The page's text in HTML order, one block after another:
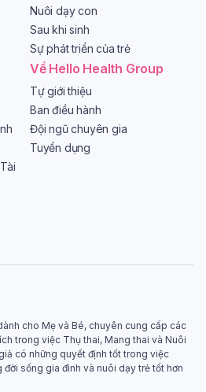
Nuôi dạy con
Sau khi sinh
Sự phát triển của trẻ
Về Hello Health Group
Tự giới thiệu
Ban điều hành
Đội ngũ chuyên gia
Tuyển dụng
cho Mẹ và Bé, chuyên cung cấp các
trong việc Thụ thai, Mang thai và Nuôi
có những quyết định tốt trong việc
sống gia đình và nuôi dạy trẻ tốt hơn